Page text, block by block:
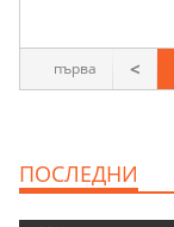
първа <
ПОСЛЕДНИ